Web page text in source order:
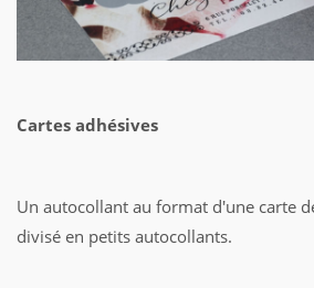
Cartes adhésives
Un autocollant au format d'une carte
divisé en petits autocollants.